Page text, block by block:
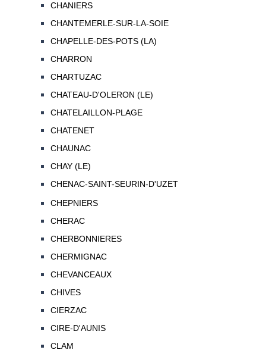
CHANIERS
CHANTEMERLE-SUR-LA-SOIE
CHAPELLE-DES-POTS (LA)
CHARRON
CHARTUZAC
CHATEAU-D'OLERON (LE)
CHATELAILLON-PLAGE
CHATENET
CHAUNAC
CHAY (LE)
CHENAC-SAINT-SEURIN-D'UZET
CHEPNIERS
CHERAC
CHERBONNIERES
CHERMIGNAC
CHEVANCEAUX
CHIVES
CIERZAC
CIRE-D'AUNIS
CLAM